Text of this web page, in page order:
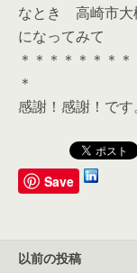
なとき 高崎市大
になってみて
＊＊＊＊＊＊＊
＊
感謝！感謝！です。
Save
以前の投稿